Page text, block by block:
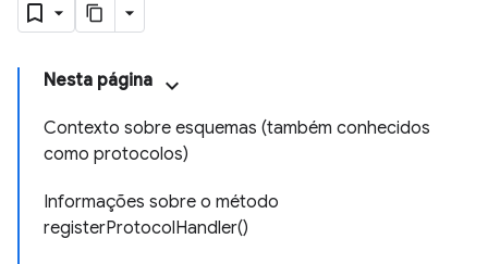
Nesta página
Contexto sobre esquemas (também conhecidos
como protocolos)
Informações sobre o método
registerProtocolHandler()